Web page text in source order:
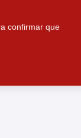
confirmar que